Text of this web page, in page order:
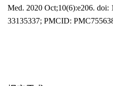
Med. 2020 Oct;10(6):e206. doi:
33135337; PMCID: